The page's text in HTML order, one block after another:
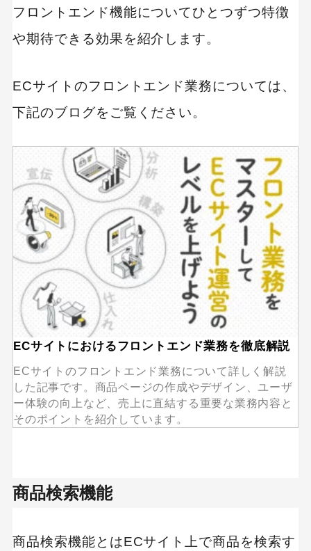
MEO
Shopify SNS広告
TikTok
TikTok運用代行Tips
Webマーケティングツール
アクセス解析
インフルエンサーマーケTips
コーポレートサイト
コンテンツマーケティング
サイト改善
ディスプレイ広告
フレームワーク
ホワイトペーパー
メルマガ
リスティング広告
リンクビルディング
採用サイト
調査レポート
フロントエンド機能についてひとつずつ特徴
や期待できる効果を紹介します。
ECサイトのフロントエンド業務については、
下記のブログをご覧ください。
ECサイトにおけるフロントエンド業務を徹底解説
ECサイトのフロントエンド業務について詳しく解説
した記事です。商品ページの作成やデザイン、ユーザ
ー体験の向上など、売上に直結する重要な業務内容と
そのポイントを紹介しています。
商品検索機能
商品検索機能とはECサイト上で商品を検索す